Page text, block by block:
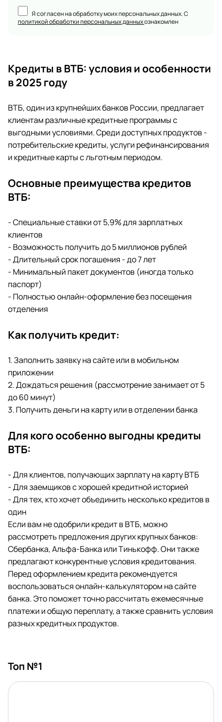
Я согласен на обработку моих персональных данных. С
политикой обработки персональных данныхознакомлен
Кредиты в ВТБ: условия и особенности
в 2025 году
ВТБ, один из крупнейших банков России, предлагает
клиентам различные кредитные программы с
выгодными условиями. Среди доступных продуктов -
потребительские кредиты, услуги рефинансирования
и кредитные карты с льготным периодом.
Основные преимущества кредитов
ВТБ:
- Специальные ставки от 5,9% для зарплатных
клиентов
- Возможность получить до 5 миллионов рублей
- Длительный срок погашения - до 7 лет
- Минимальный пакет документов (иногда только
паспорт)
- Полностью онлайн-оформление без посещения
отделения
Как получить кредит:
1. Заполнить заявку на сайте или в мобильном
приложении
2. Дождаться решения (рассмотрение занимает от 5
до 60 минут)
3. Получить деньги на карту или в отделении банка
Для кого особенно выгодны кредиты
ВТБ:
- Для клиентов, получающих зарплату на карту ВТБ
- Для заемщиков с хорошей кредитной историей
- Для тех, кто хочет объединить несколько кредитов в
один
Если вам не одобрили кредит в ВТБ, можно
рассмотреть предложения других крупных банков:
Сбербанка, Альфа-Банка или Тинькофф. Они также
предлагают конкурентные условия кредитования.
Перед оформлением кредита рекомендуется
воспользоваться онлайн-калькулятором на сайте
банка. Это поможет точно рассчитать ежемесячные
платежи и общую переплату, а также сравнить условия
разных кредитных продуктов.
Топ №1